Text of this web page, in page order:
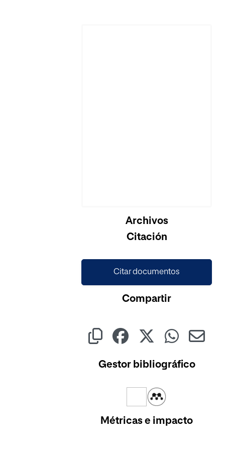
Archivos
Citación
Citar documentos
Compartir
Gestor bibliográfico
Métricas e impacto